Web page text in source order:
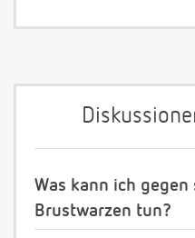
Was kann ich gegen
Brustwarzen tun?